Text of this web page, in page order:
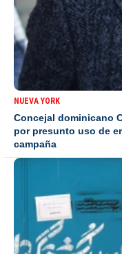
NUEVA YORK
Concejal dominicano
por presunto uso de
campaña